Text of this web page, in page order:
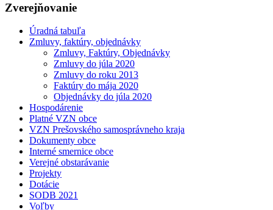
Zverejňovanie
Úradná tabuľa
Zmluvy, faktúry, objednávky
Zmluvy, Faktúry, Objednávky
Zmluvy do júla 2020
Zmluvy do roku 2013
Faktúry do mája 2020
Objednávky do júla 2020
Hospodárenie
Platné VZN obce
VZN Prešovského samosprávneho kraja
Dokumenty obce
Interné smernice obce
Verejné obstarávanie
Projekty
Dotácie
SODB 2021
Voľby